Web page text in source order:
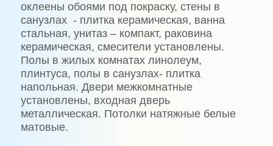
оклеены обоями под покраску, стены в
санузлах - плитка керамическая, ванна
стальная, унитаз – компакт, раковина
керамическая, смесители установлены.
Полы в жилых комнатах линолеум,
плинтуса, полы в санузлах- плитка
напольная. Двери межкомнатные
установлены, входная дверь
металлическая. Потолки натяжные белые
матовые.